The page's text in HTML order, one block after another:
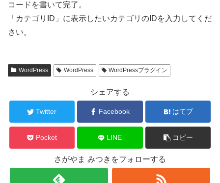
コードを書いて完了。
「カテゴリID」に表示したいカテゴリのIDを入力してくだ
さい。
WordPress WordPress WordPressプラグイン
シェアする
Twitter Facebook はてブ
Pocket LINE コピー
さがやま みつきをフォローする